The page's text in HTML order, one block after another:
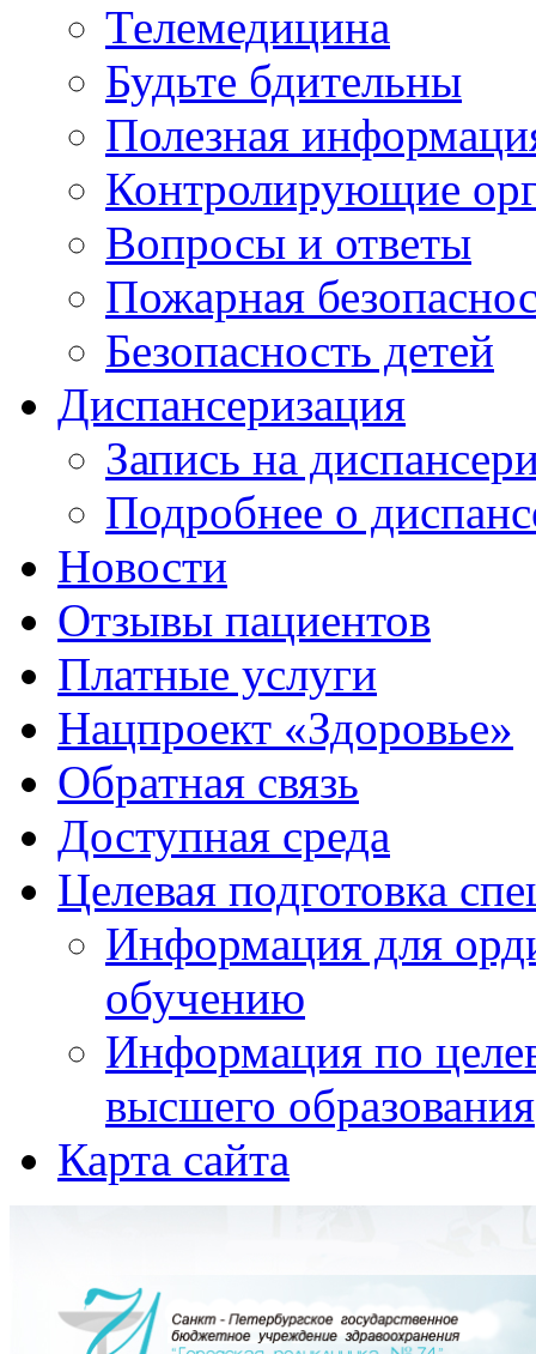
Телемедицина
Будьте бдительны
Полезная
Контролирующие
Вопросы и ответы
Пожарная
Безопасность детей
Диспансеризация
Запись на
Подробнее о
Новости
Отзывы пациентов
Платные услуги
Нацпроект «Здоровье»
Обратная связь
Доступная среда
Целевая подготовка
Информация для
обучению
Информация по
высшего образования
Карта сайта